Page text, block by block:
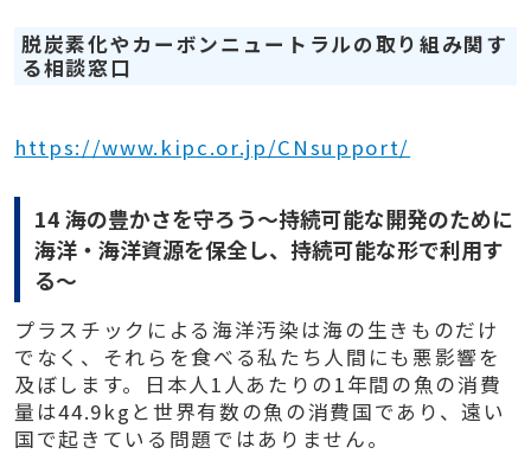
脱炭素化やカーボンニュートラルの取り組み関す
る相談窓口
https://www.kipc.or.jp/CNsupport/
14 海の豊かさを守ろう～持続可能な開発のために
海洋・海洋資源を保全し、持続可能な形で利用す
る～
プラスチックによる海洋汚染は海の生きものだけ
でなく、それらを食べる私たち人間にも悪影響を
及ぼします。日本人1人あたりの1年間の魚の消費
量は44.9kgと世界有数の魚の消費国であり、遠い
国で起きている問題ではありません。